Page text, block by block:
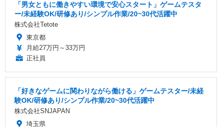
「男女ともに働きやすい環境で安心スタート」ゲームテスタ
ー/未経験OK/研修あり/シンプル作業/20~30代活躍中
株式会社Tetote
東京都
月給27万円～33万円
正社員
「好きなゲームに関わりながら働ける」ゲームテスター/未経
験OK/研修あり/シンプル作業/20~30代活躍中
株式会社SNJAPAN
埼玉県